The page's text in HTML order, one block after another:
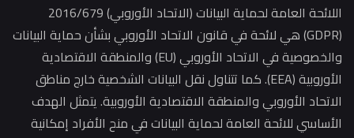
اللائحة العامة لحماية البيانات (الاتحاد الأوروبي) 2016/679
(GDPR) هي لائحة في قانون الاتحاد الأوروبي بشأن حماية البيانات
والخصوصية في الاتحاد الأوروبي (EU) والمنطقة الاقتصادية
الأوروبية (EEA). كما تتناول نقل البيانات الشخصية خارج مناطق
الأوروبي والمنطقة الاقتصادية الأوروبية. يتمثل الهدف
للائحة العامة لحماية البيانات في منح الأفراد إمكانية